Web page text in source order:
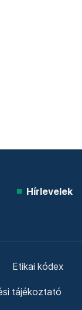
Hírlevelek
Etikai kódex
tájékoztató